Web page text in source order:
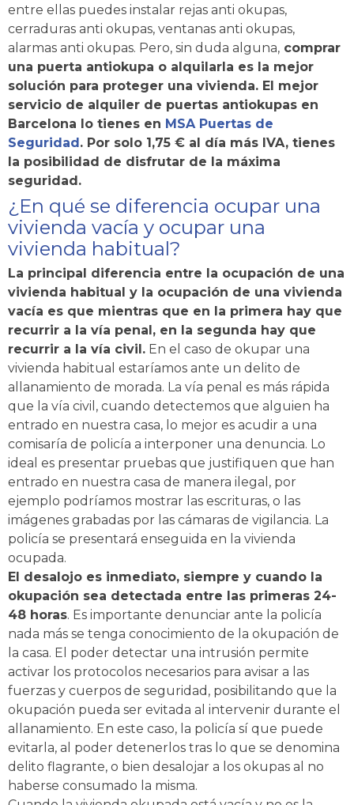
entre ellas puedes instalar rejas anti okupas,
cerraduras anti okupas, ventanas anti okupas,
alarmas anti okupas. Pero, sin duda alguna, comprar
una puerta antiokupa o alquilarla es la mejor
solución para proteger una vivienda. El mejor
servicio de alquiler de puertas antiokupas en
Barcelona lo tienes en MSA Puertas de
Seguridad. Por solo 1,75 € al día más IVA, tienes
la posibilidad de disfrutar de la máxima
seguridad.
¿En qué se diferencia ocupar una
vivienda vacía y ocupar una
vivienda habitual?
La principal diferencia entre la ocupación de una
vivienda habitual y la ocupación de una vivienda
vacía es que mientras que en la primera hay que
recurrir a la vía penal, en la segunda hay que
recurrir a la vía civil. En el caso de okupar una
vivienda habitual estaríamos ante un delito de
allanamiento de morada. La vía penal es más rápida
que la vía civil, cuando detectemos que alguien ha
entrado en nuestra casa, lo mejor es acudir a una
comisaría de policía a interponer una denuncia. Lo
ideal es presentar pruebas que justifiquen que han
entrado en nuestra casa de manera ilegal, por
ejemplo podríamos mostrar las escrituras, o las
imágenes grabadas por las cámaras de vigilancia. La
policía se presentará enseguida en la vivienda
ocupada.
El desalojo es inmediato, siempre y cuando la
okupación sea detectada entre las primeras 24-
48 horas. Es importante denunciar ante la policía
nada más se tenga conocimiento de la okupación de
la casa. El poder detectar una intrusión permite
activar los protocolos necesarios para avisar a las
fuerzas y cuerpos de seguridad, posibilitando que la
okupación pueda ser evitada al intervenir durante el
allanamiento. En este caso, la policía sí que puede
evitarla, al poder detenerlos tras lo que se denomina
delito flagrante, o bien desalojar a los okupas al no
haberse consumado la misma.